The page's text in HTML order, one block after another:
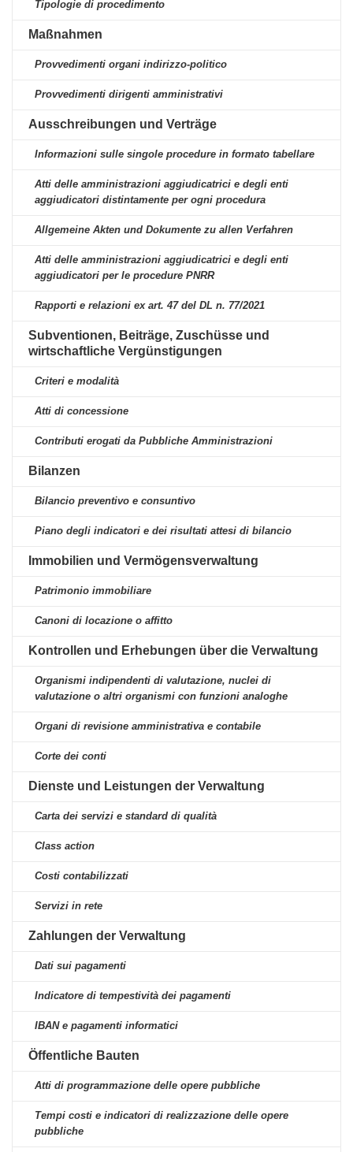
Tipologie di procedimento
Maßnahmen
Provvedimenti organi indirizzo-politico
Provvedimenti dirigenti amministrativi
Ausschreibungen und Verträge
Informazioni sulle singole procedure in formato tabellare
Atti delle amministrazioni aggiudicatrici e degli enti
aggiudicatori distintamente per ogni procedura
Allgemeine Akten und Dokumente zu allen Verfahren
Atti delle amministrazioni aggiudicatrici e degli enti
aggiudicatori per le procedure PNRR
Rapporti e relazioni ex art. 47 del DL n. 77/2021
Subventionen, Beiträge, Zuschüsse und
wirtschaftliche Vergünstigungen
Criteri e modalità
Atti di concessione
Contributi erogati da Pubbliche Amministrazioni
Bilanzen
Bilancio preventivo e consuntivo
Piano degli indicatori e dei risultati attesi di bilancio
Immobilien und Vermögensverwaltung
Patrimonio immobiliare
Canoni di locazione o affitto
Kontrollen und Erhebungen über die Verwaltung
Organismi indipendenti di valutazione, nuclei di
valutazione o altri organismi con funzioni analoghe
Organi di revisione amministrativa e contabile
Corte dei conti
Dienste und Leistungen der Verwaltung
Carta dei servizi e standard di qualità
Class action
Costi contabilizzati
Servizi in rete
Zahlungen der Verwaltung
Dati sui pagamenti
Indicatore di tempestività dei pagamenti
IBAN e pagamenti informatici
Öffentliche Bauten
Atti di programmazione delle opere pubbliche
Tempi costi e indicatori di realizzazione delle opere
pubbliche